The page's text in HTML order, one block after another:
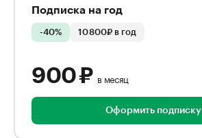
Подписка на год
-40% 10 800₽ в год
900 ₽ в месяц
Оформить подписку